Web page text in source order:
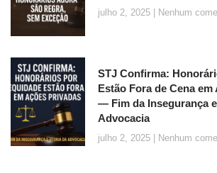
julho 2, 2025 Nenhum
STJ Confirma:
Estão Fora de Cena
— Fim da Insegurança
Advocacia
julho 2, 2025 Nenhum